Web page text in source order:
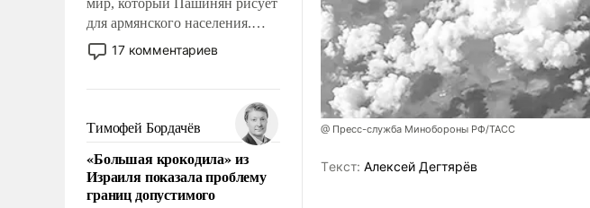
для армянского населения.
Мир, где политические
прожекты будут безусловно
налогоплательщиков и где
Еревану за свои поступки не
нужно отвечать.
17 комментариев
Тимофей Бордачёв
«Большая крокодила» из
Израиля показала проблему
границ допустимого
@ Пресс-служба Минобороны РФ/ТАСС
Tекст: Алексей Дегтярёв